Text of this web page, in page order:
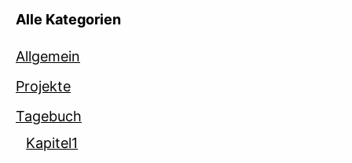
Alle Kategorien
Allgemein
Projekte
Tagebuch
Kapitel1